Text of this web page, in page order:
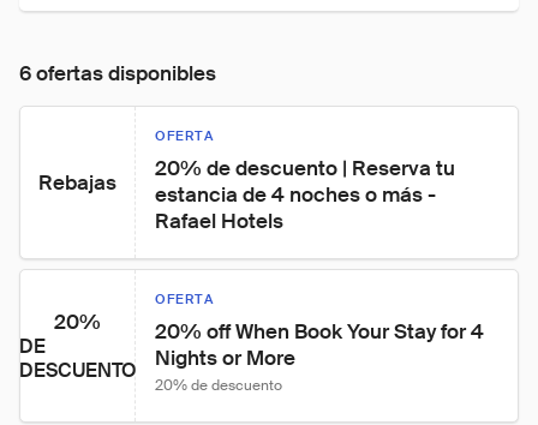
6 ofertas disponibles
Rebajas
OFERTA
20% de descuento | Reserva tu
estancia de 4 noches o más -
Rafael Hotels
20%
DE
DESCUENTO
OFERTA
20% off When Book Your Stay for 4
Nights or More
20% de descuento